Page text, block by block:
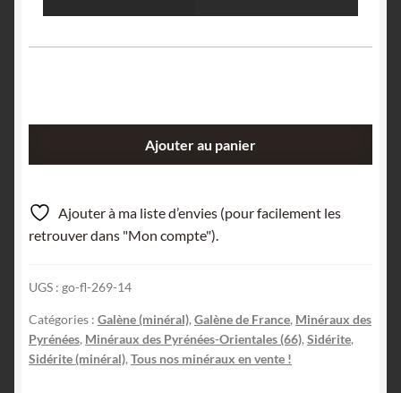
&
Sidérose,
Fillols,
Orientales.
Ajouter au panier
Ajouter à ma liste d’envies (pour facilement les
retrouver dans "Mon compte").
UGS : go-fl-269-14
Catégories : Galène (minéral),Galène de France, Minéraux des
Pyrénées, Minéraux des Pyrénées-Orientales (66),Sidérite,
Sidérite (minéral),Tous nos minéraux en vente !